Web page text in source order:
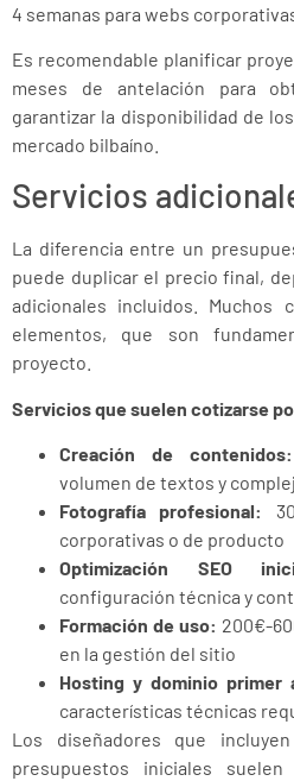
4 semanas para webs
Es recomendable planificar
meses de antelación para
garantizar la disponibilidad de
mercado bilbaíno.
Servicios
La diferencia entre un
puede duplicar el precio final,
adicionales incluidos. Muchos
elementos, que son
proyecto.
Servicios que suelen cotizarse
Creación de contenidos:
volumen de textos y
Fotografía profesional:
corporativas o de producto
Optimización SEO
configuración técnica y
Formación de uso: 200€-
en la gestión del sitio
Hosting y dominio primer
características técnicas
Los diseñadores que
presupuestos iniciales